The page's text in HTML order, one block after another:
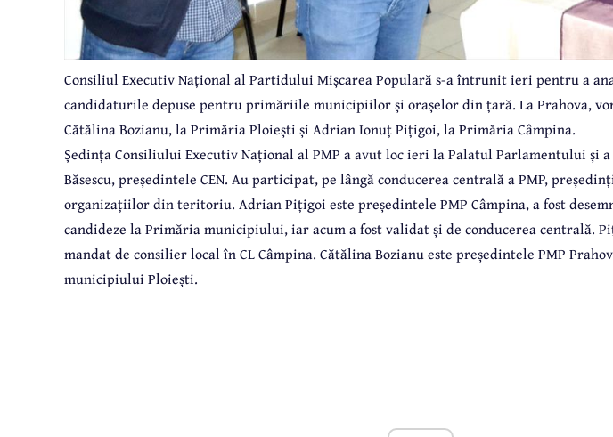
Consiliul Executiv Național al Partidului Mișcarea Populară s-a întrunit ieri pentru a
candidaturile depuse pentru primăriile municipiilor și orașelor din țară. La Prahova,
Cătălina Bozianu, la Primăria Ploiești și Adrian Ionuț Pițigoi, la Primăria Câmpina.
Ședința Consiliului Executiv Național al PMP a avut loc ieri la Palatul Parlamentului și a
Băsescu, președintele CEN. Au participat, pe lângă conducerea centrală a PMP,
organizațiilor din teritoriu. Adrian Pițigoi este președintele PMP Câmpina, a fost
candideze la Primăria municipiului, iar acum a fost validat și de conducerea centrală.
mandat de consilier local în CL Câmpina. Cătălina Bozianu este președintele PMP
municipiului Ploiești.